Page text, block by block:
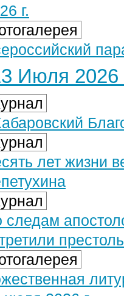
г.
Июля 2026
лет жизни
следам